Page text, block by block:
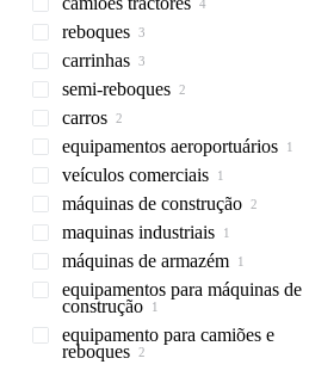
camiões furgões
camiões plataformas
reboques
reboques porta contentores
reboques plataformas
reboques com cortina lateral
carrinhas
carrinhas de passageiros
semi-reboques
semi-reboques porta-
semi-reboques plataformas
carros
equipamentos aeroportuários
carros de bombeiros do
veículos comerciais
camiões de caixa aberta < 3.5t
máquinas de construção
equipamento para betão
camiões betoneiras
escavadoras
retroescavadoras
maquinas industriais
compressores
compressores fixos
máquinas de armazém
empilhadores
empilhadeiras pesadas
equipamentos para máquinas de
construção
grab buckets
equipamento para camiões e
reboques